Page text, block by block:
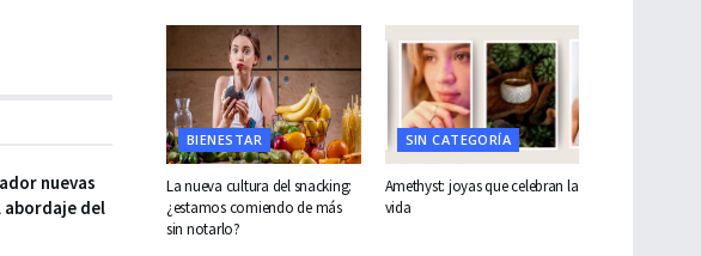
nuevas
del
BIENESTAR
La nueva cultura del snacking:
¿estamos comiendo de más
sin notarlo?
SIN CATEGORÍA
Amethyst: joyas que celebran la
vida